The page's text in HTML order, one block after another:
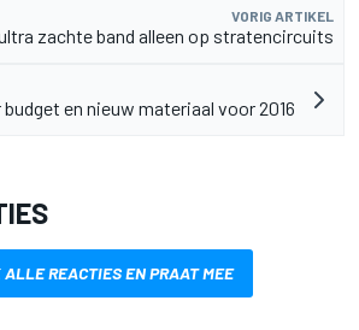
VORIG ARTIKEL
zachte band alleen op stratencircuits
en nieuw materiaal voor 2016
REACTIES EN PRAAT MEE